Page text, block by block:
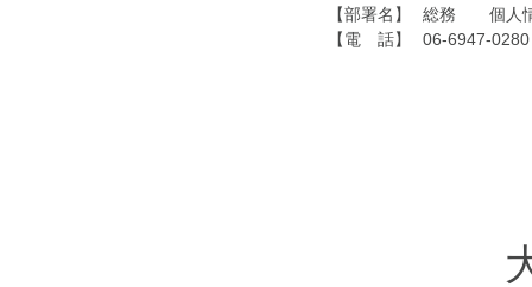
【部署名】
総務 個人情
【電 話】
06-6947-